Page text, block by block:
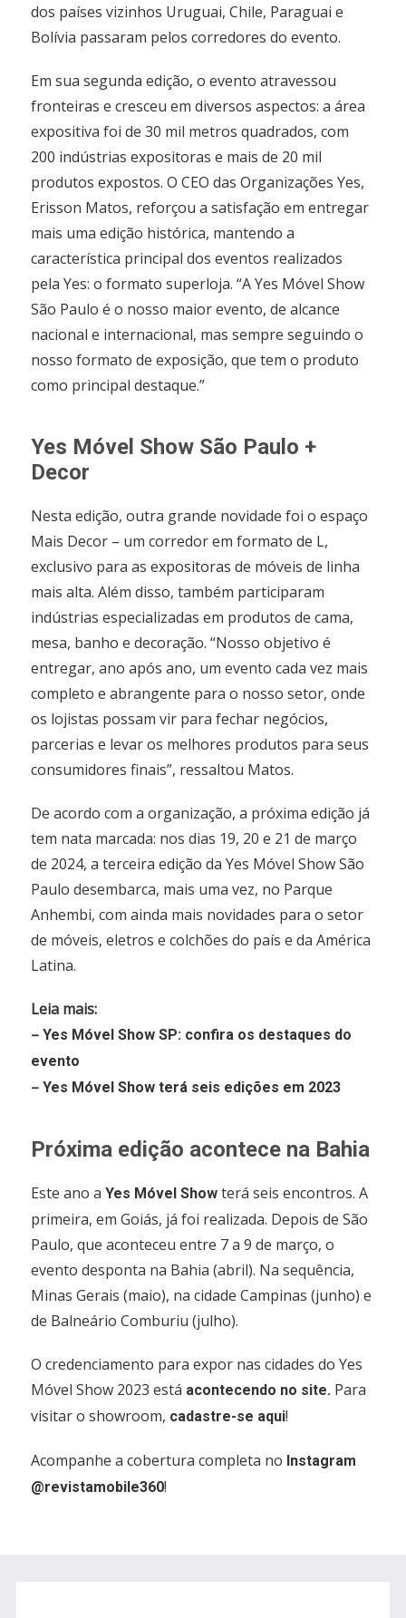
dos países vizinhos Uruguai, Chile, Paraguai e
Bolívia passaram pelos corredores do evento.
Em sua segunda edição, o evento atravessou
fronteiras e cresceu em diversos aspectos: a área
expositiva foi de 30 mil metros quadrados, com
200 indústrias expositoras e mais de 20 mil
produtos expostos. O CEO das Organizações Yes,
Erisson Matos, reforçou a satisfação em entregar
mais uma edição histórica, mantendo a
característica principal dos eventos realizados
pela Yes: o formato superloja. “A Yes Móvel Show
São Paulo é o nosso maior evento, de alcance
nacional e internacional, mas sempre seguindo o
nosso formato de exposição, que tem o produto
como principal destaque.”
Yes Móvel Show São Paulo +
Decor
Nesta edição, outra grande novidade foi o espaço
Mais Decor – um corredor em formato de L,
exclusivo para as expositoras de móveis de linha
mais alta. Além disso, também participaram
indústrias especializadas em produtos de cama,
mesa, banho e decoração. “Nosso objetivo é
entregar, ano após ano, um evento cada vez mais
completo e abrangente para o nosso setor, onde
os lojistas possam vir para fechar negócios,
parcerias e levar os melhores produtos para seus
consumidores finais”, ressaltou Matos.
De acordo com a organização, a próxima edição já
tem nata marcada: nos dias 19, 20 e 21 de março
de 2024, a terceira edição da Yes Móvel Show São
Paulo desembarca, mais uma vez, no Parque
Anhembi, com ainda mais novidades para o setor
de móveis, eletros e colchões do país e da América
Latina.
Leia mais:
–Yes Móvel Show SP: confira os destaques do
evento
–Yes Móvel Show terá seis edições em 2023
Próxima edição acontece na Bahia
Este ano aYes Móvel Show terá seis encontros. A
primeira, em Goiás, já foi realizada. Depois de São
Paulo, que aconteceu entre 7 a 9 de março, o
evento desponta na Bahia (abril). Na sequência,
Minas Gerais (maio), na cidade Campinas (junho) e
de Balneário Comburiu (julho).
O credenciamento para expor nas cidades do Yes
Móvel Show 2023 está acontecendo no site. Para
visitar o showroom, cadastre-se aqui!
Acompanhe a cobertura completa no Instagram
@revistamobile360!